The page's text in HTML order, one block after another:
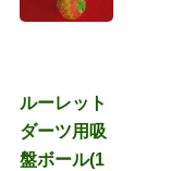
ルーレット
ダーツ用吸
盤ボール(1